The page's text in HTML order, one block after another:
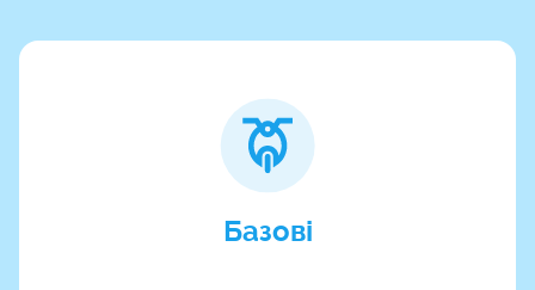
Базові